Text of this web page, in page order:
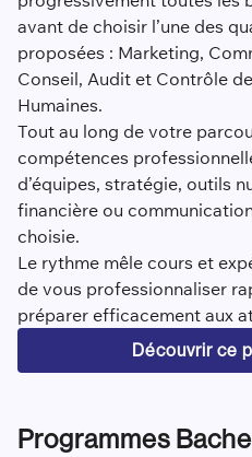
avant de choisir l’une des
proposées : Marketing,
Conseil, Audit et Contrôle
Humaines.
Tout au long de votre
compétences
d’équipes, stratégie, outils
financière ou
choisie.
Le rythme mêle cours et
de vous professionnaliser
préparer efficacement aux
Découvrir ce
Programmes